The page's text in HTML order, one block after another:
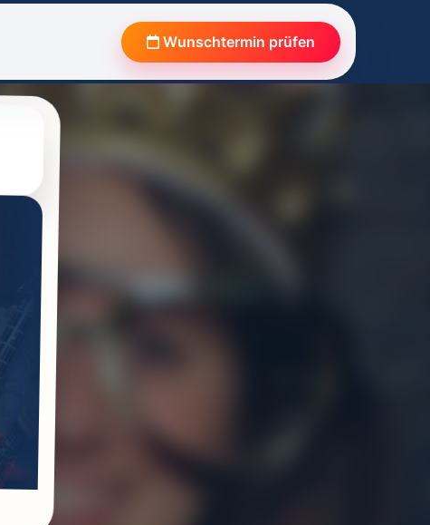
Wunschtermin prüfen